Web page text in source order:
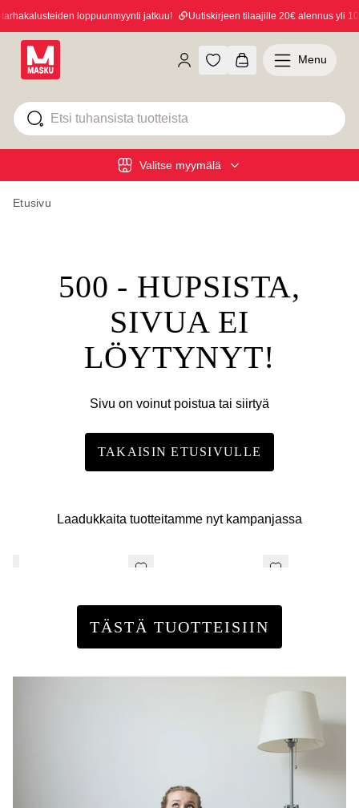
loppuunmyynti jatkuu! Uutiskirjeen tilaajille 20€ alennus yli
Valitse myymälä
Menu
Etusivu
500 - HUPSISTA,
SIVUA EI
LÖYTYNYT!
Sivu on voinut poistua tai siirtyä
TAKAISIN ETUSIVULLE
Laadukkaita tuotteitamme nyt kampanjassa
TÄSTÄ TUOTTEISIIN